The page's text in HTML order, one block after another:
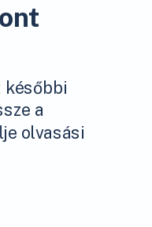
későbbi
a
olvasási